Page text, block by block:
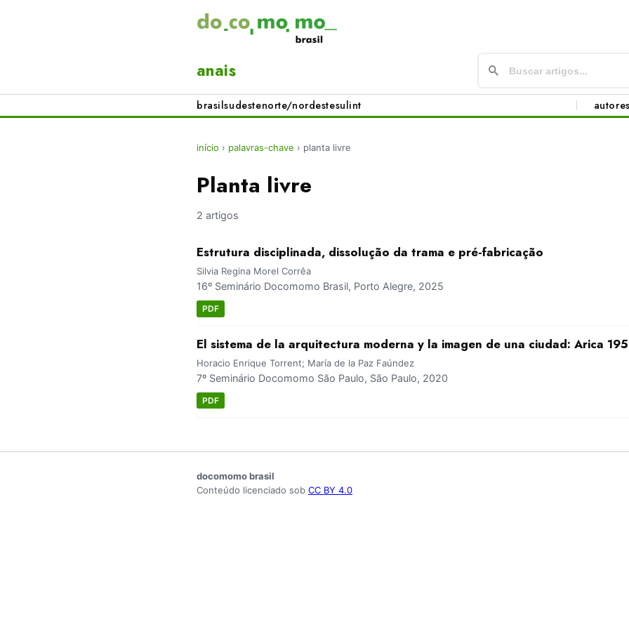
anais
brasilsudestenorte/nordestesulint autores
início › palavras-chave › planta livre
Planta livre
2 artigos
Estrutura disciplinada, dissolução da trama e pré-fabricação
Silvia Regina Morel Corrêa
16º Seminário Docomomo Brasil, Porto Alegre, 2025
PDF
El sistema de la arquitectura moderna y la imagen de una ciudad: Arica
Horacio Enrique Torrent; María de la Paz Faúndez
7º Seminário Docomomo São Paulo, São Paulo, 2020
PDF
docomomo brasil
Conteúdo licenciado sob CC BY 4.0